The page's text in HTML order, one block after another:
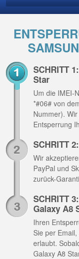
SCHRITT
Star
Um die IMEI-
*#06# von
Nummer).
Entsperrung
SCHRITT
Wir
PayPal und
zurück-
SCHRITT
Galaxy A8
Ihren
Sie per
erlaubt.
Galaxy A8